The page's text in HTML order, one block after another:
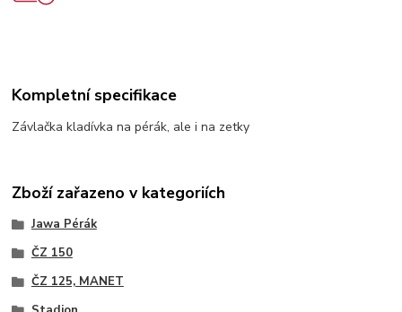
Kompletní specifikace
Závlačka kladívka na pérák, ale i na zetky
Zboží zařazeno v kategoriích
Jawa Pérák
ČZ 150
ČZ 125, MANET